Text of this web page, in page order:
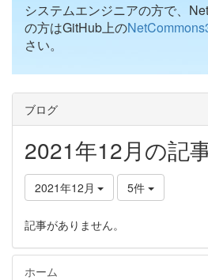
システムエンジニアの方で、
の方はGitHub上の
さい。
ブログ
2021年12月の記
2021年12月 5件
記事がありません。
ホーム